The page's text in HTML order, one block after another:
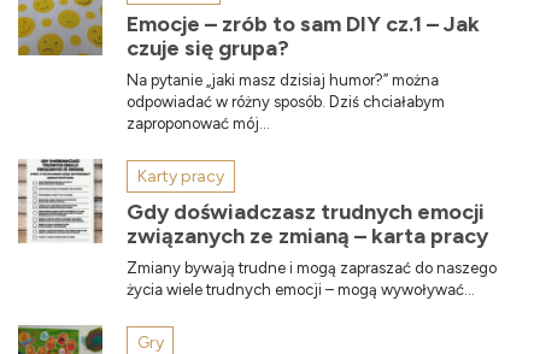
Emocje – zrób to sam DIY cz.1 – Jak
czuje się grupa?
Na pytanie „jaki masz dzisiaj humor?” można
odpowiadać w różny sposób. Dziś chciałabym
zaproponować mój...
Karty pracy
Gdy doświadczasz trudnych emocji
związanych ze zmianą – karta pracy
Zmiany bywają trudne i mogą zapraszać do naszego
życia wiele trudnych emocji – mogą wywoływać...
Gry